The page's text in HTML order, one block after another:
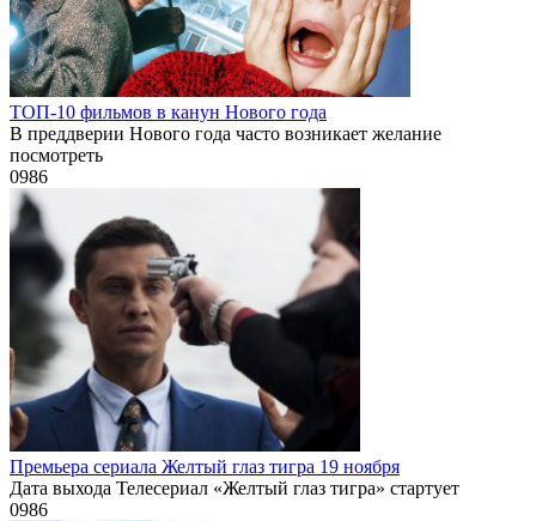
ТОП-10 фильмов в канун Нового года
В преддверии Нового года часто возникает желание
посмотреть
0986
Премьера сериала Желтый глаз тигра 19 ноября
Дата выхода Телесериал «Желтый глаз тигра» стартует
0986